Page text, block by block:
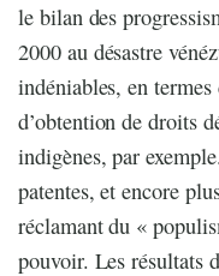
le bilan des
2000 au désastre
indéniables, en
d’obtention de droits
indigènes, par
patentes, et encore
réclamant du «
pouvoir. Les résultats